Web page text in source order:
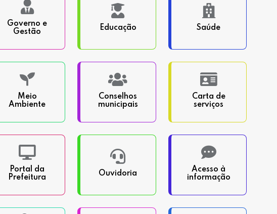
Governo e
Gestão
Educação Saúde
Meio
Ambiente
Conselhos
municipais
Carta de
serviços
Portal da
Prefeitura
Ouvidoria
Acesso à
informação